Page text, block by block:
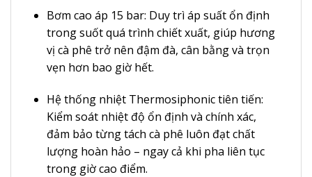
Bơm cao áp 15 bar: Duy trì áp suất ổn định
trong suốt quá trình chiết xuất, giúp hương
vị cà phê trở nên đậm đà, cân bằng và trọn
vẹn hơn bao giờ hết.
Hệ thống nhiệt Thermosiphonic tiên tiến:
Kiểm soát nhiệt độ ổn định và chính xác,
đảm bảo từng tách cà phê luôn đạt chất
lượng hoàn hảo – ngay cả khi pha liên tục
trong giờ cao điểm.